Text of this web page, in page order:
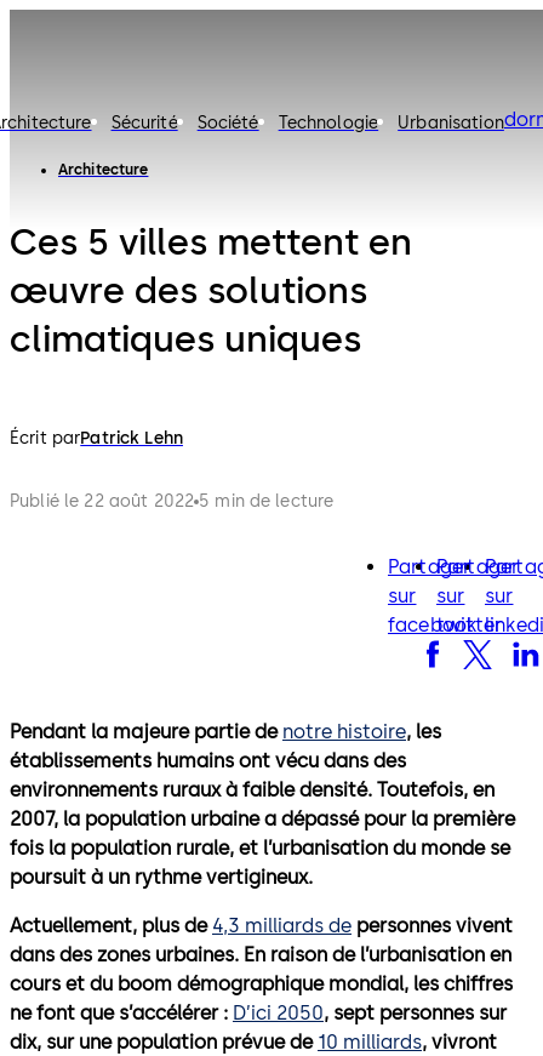
Sécurité Société Technologie Urbanisation
Architecture
Ces 5 villes mettent en
œuvre des solutions
climatiques uniques
Écrit parPatrick Lehn
Publié le 22 août 2022 5 min de lecture
Partager
sur
facebook
facebook
Partager
sur
twitter
twitter
sur
Pendant la majeure partie de notre histoire, les
établissements humains ont vécu dans des
environnements ruraux à faible densité. Toutefois, en
2007, la population urbaine a dépassé pour la première
fois la population rurale, et l’urbanisation du monde se
poursuit à un rythme vertigineux.
Actuellement, plus de 4,3 milliards de personnes vivent
dans des zones urbaines. En raison de l’urbanisation en
cours et du boom démographique mondial, les chiffres
ne font que s’accélérer : D’ici 2050, sept personnes sur
dix, sur une population prévue de 10 milliards, vivront